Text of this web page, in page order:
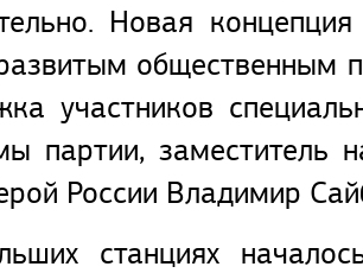
Новая
общественным
участников
партии, заместитель
России Владимир
станциях